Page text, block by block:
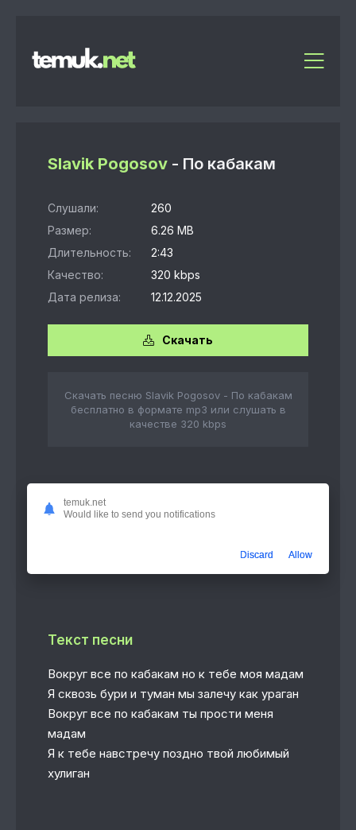
Slavik Pogosov - По кабакам
Слушали:
260
Размер:
6.26 MB
Длительность:
2:43
Качество:
320 kbps
Дата релиза:
12.12.2025
Скачать
Скачать песню Slavik Pogosov - По кабакам
бесплатно в формате mp3 или слушать в
качестве 320 kbps
Слушать онлайн
Текст песни
Вокруг все по кабакам но к тебе моя мадам
Я сквозь бури и туман мы залечу как ураган
Вокруг все по кабакам ты прости меня
мадам
Я к тебе навстречу поздно твой любимый
хулиган
temuk.net
Would like to send you notifications
Discard Allow